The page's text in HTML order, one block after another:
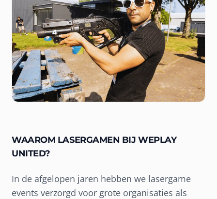
WAAROM LASERGAMEN BIJ WEPLAY
UNITED?
In de afgelopen jaren hebben we lasergame
events verzorgd voor grote organisaties als